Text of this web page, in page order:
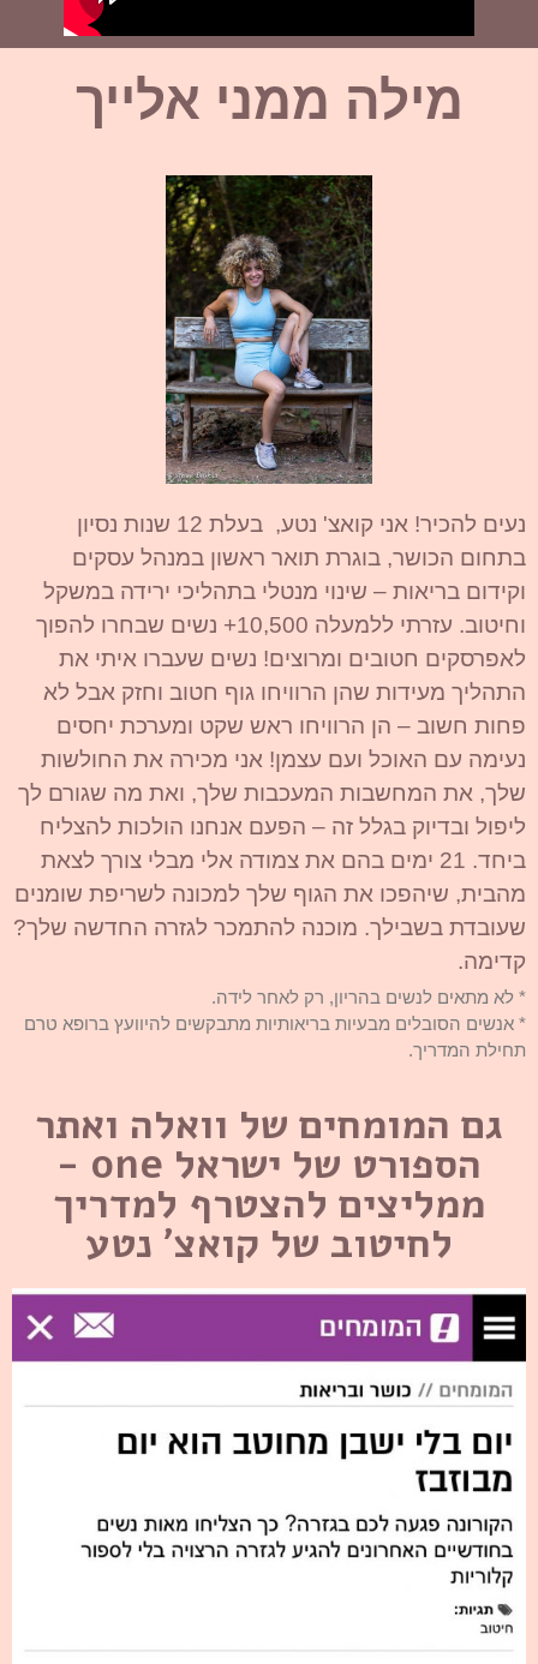
מילה ממני אלייך
נעים להכיר! אני קואצ' נטע, בעלת 12 שנות נסיון
בתחום הכושר, בוגרת תואר ראשון במנהל עסקים
וקידום בריאות – שינוי מנטלי בתהליכי ירידה במשקל
וחיטוב. עזרתי ללמעלה 10,500+ נשים שבחרו להפוך
לאפרסקים חטובים ומרוצים! נשים שעברו איתי את
התהליך מעידות שהן הרוויחו גוף חטוב וחזק אבל לא
פחות חשוב – הן הרוויחו ראש שקט ומערכת יחסים
נעימה עם האוכל ועם עצמן! אני מכירה את החולשות
שלך, את המחשבות המעכבות שלך, ואת מה שגורם לך
ליפול ובדיוק בגלל זה – הפעם אנחנו הולכות להצליח
ביחד. 21 ימים בהם את צמודה אלי מבלי צורך לצאת
מהבית, שיהפכו את הגוף שלך למכונה לשריפת שומנים
שעובדת בשבילך. מוכנה להתמכר לגזרה החדשה שלך?
קדימה.
* לא מתאים לנשים בהריון, רק לאחר לידה.
* אנשים הסובלים מבעיות בריאותיות מתבקשים להיוועץ ברופא טרם
תחילת המדריך.
גם המומחים של וואלה ואתר
הספורט של ישראל one -
ממליצים להצטרף למדריך
לחיטוב של קואצ' נטע​